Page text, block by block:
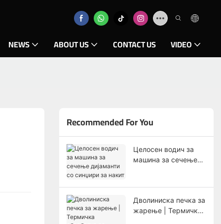
NEWS ABOUT US CONTACT US VIDEO
Recommended For You
Целосен водич за
машина за сечење
Дволиниска печка за
жарење | Термичка